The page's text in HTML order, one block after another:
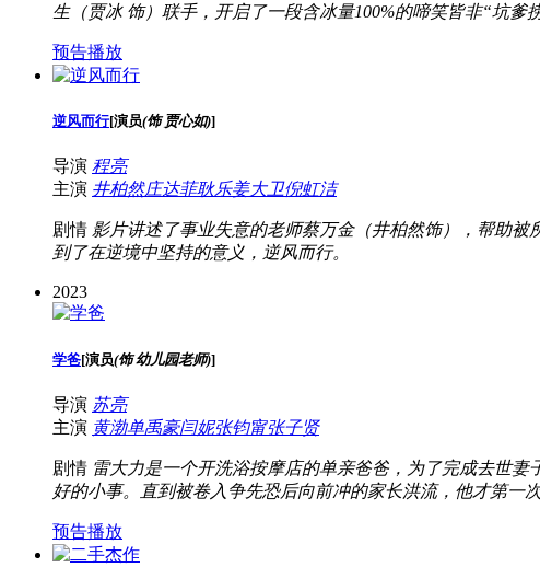
生（贾冰 饰）联手，开启了一段含冰量100%的啼笑皆非“坑爹
预告播放
逆风而行[演员(饰 贾心如)]
导演 程亮
主演 井柏然庄达菲耿乐姜大卫倪虹洁
剧情 影片讲述了事业失意的老师蔡万金（井柏然饰），帮助
到了在逆境中坚持的意义，逆风而行。
2023
学爸[演员(饰 幼儿园老师)]
导演 苏亮
主演 黄渤单禹豪闫妮张钧甯张子贤
剧情 雷大力是一个开洗浴按摩店的单亲爸爸，为了完成去世
好的小事。直到被卷入争先恐后向前冲的家长洪流，他才第一
预告播放